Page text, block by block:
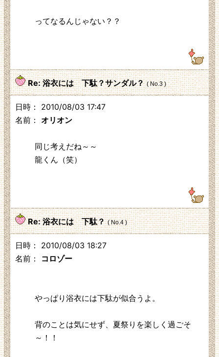
ってなるんじゃない？？
Re: 浴衣には 下駄？サンダル？ ( No.3 )
日時： 2010/08/03 17:47
名前： オリオン
同じ考えだね～～
龍くん（笑）
Re: 浴衣には 下駄？ ( No.4 )
日時： 2010/08/03 18:27
名前： コロゾー
やっぱり浴衣には下駄が似合うよ。
背のことは気にせず、夏祭りを楽しく過ごそ
～！！